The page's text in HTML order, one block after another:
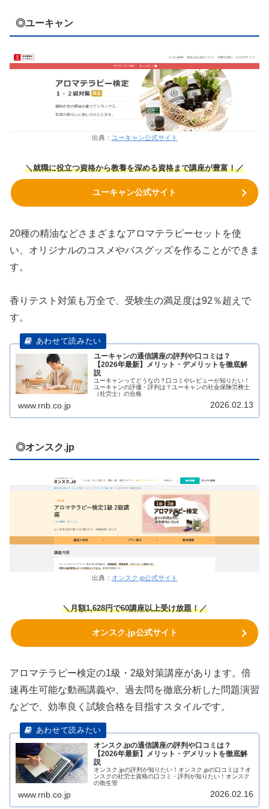
◎ユーキャン
出典： ユーキャン公式サイト
＼就職に役立つ資格から教養を深める資格まで講座が豊富！／
ユーキャン公式サイト
20種の精油などさまざまなアロマテラピーセットを使
い、オリジナルのコスメやバスグッズを作ることができま
す。
香りテスト対策も万全で、受験生の満足度は92％超えで
す。
ユーキャンの通信講座の評判や口コミは？
【2026年最新】メリット・デメリットを徹底解
説
ユーキャンってどうなの？口コミやレビューが知りたい！
ユーキャンの評価・評判は？ユーキャンの社会保険労務士
（社労士）の合格
www.rnb.co.jp 2026.02.13
◎オンスク.jp
出典： オンスク.jp公式サイト
＼月額1,628円で60講座以上受け放題！／
オンスク.jp公式サイト
アロマテラピー検定の1級・2級対策講座があります。倍
速再生可能な動画講義や、過去問を徹底分析した問題演習
などで、効率良く試験合格を目指すスタイルです。
オンスク.jpの通信講座の評判や口コミは？
【2026年最新】メリット・デメリットを徹底解
説
オンスク.jpの評判が知りたい！オンスク.jpの口コミは？オ
ンスクの社労士資格の口コミ・評判が知りたい！オンスク
の衛生管
www.rnb.co.jp 2026.02.16